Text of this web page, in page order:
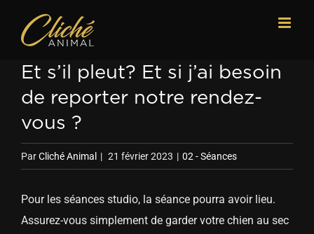
Et s’il pleut? Et si j’ai besoin
de reporter notre rendez-
vous ?
ParCliché Animal | 21 février 2023 | 02 - Séances
Pour les séances studio, la séance pourra avoir lieu.
Assurez-vous simplement de garder votre chien au sec